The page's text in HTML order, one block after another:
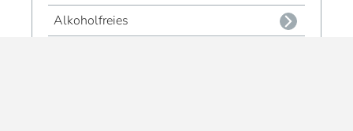
Alkoholfreies